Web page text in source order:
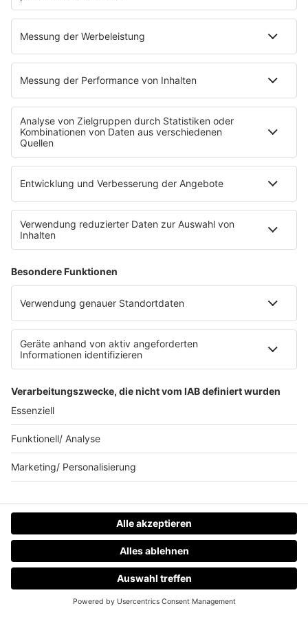
HOME RADIOS MENÜ
Pop Crimes
The Story / George Michael
90er Kids mit Oli.P
YouTube
90s90s DE:CODED
Musik
News
HITstory
Was macht eigentlich?
Listing
Back to the 90s
90s90s Countdown
Empfang
90s90s App
Sonos
Service
FAQs
Clubbedingungen
Datenschutz Facebook & Instagram-Fanpage
Datenschutzeinstellungen
Allgemeine Teilnahmebedingungen
Impressum
Werbung schalten